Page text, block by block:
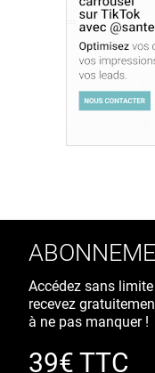
Accédez sans
recevez
à ne pas manquer !
39€ TTC